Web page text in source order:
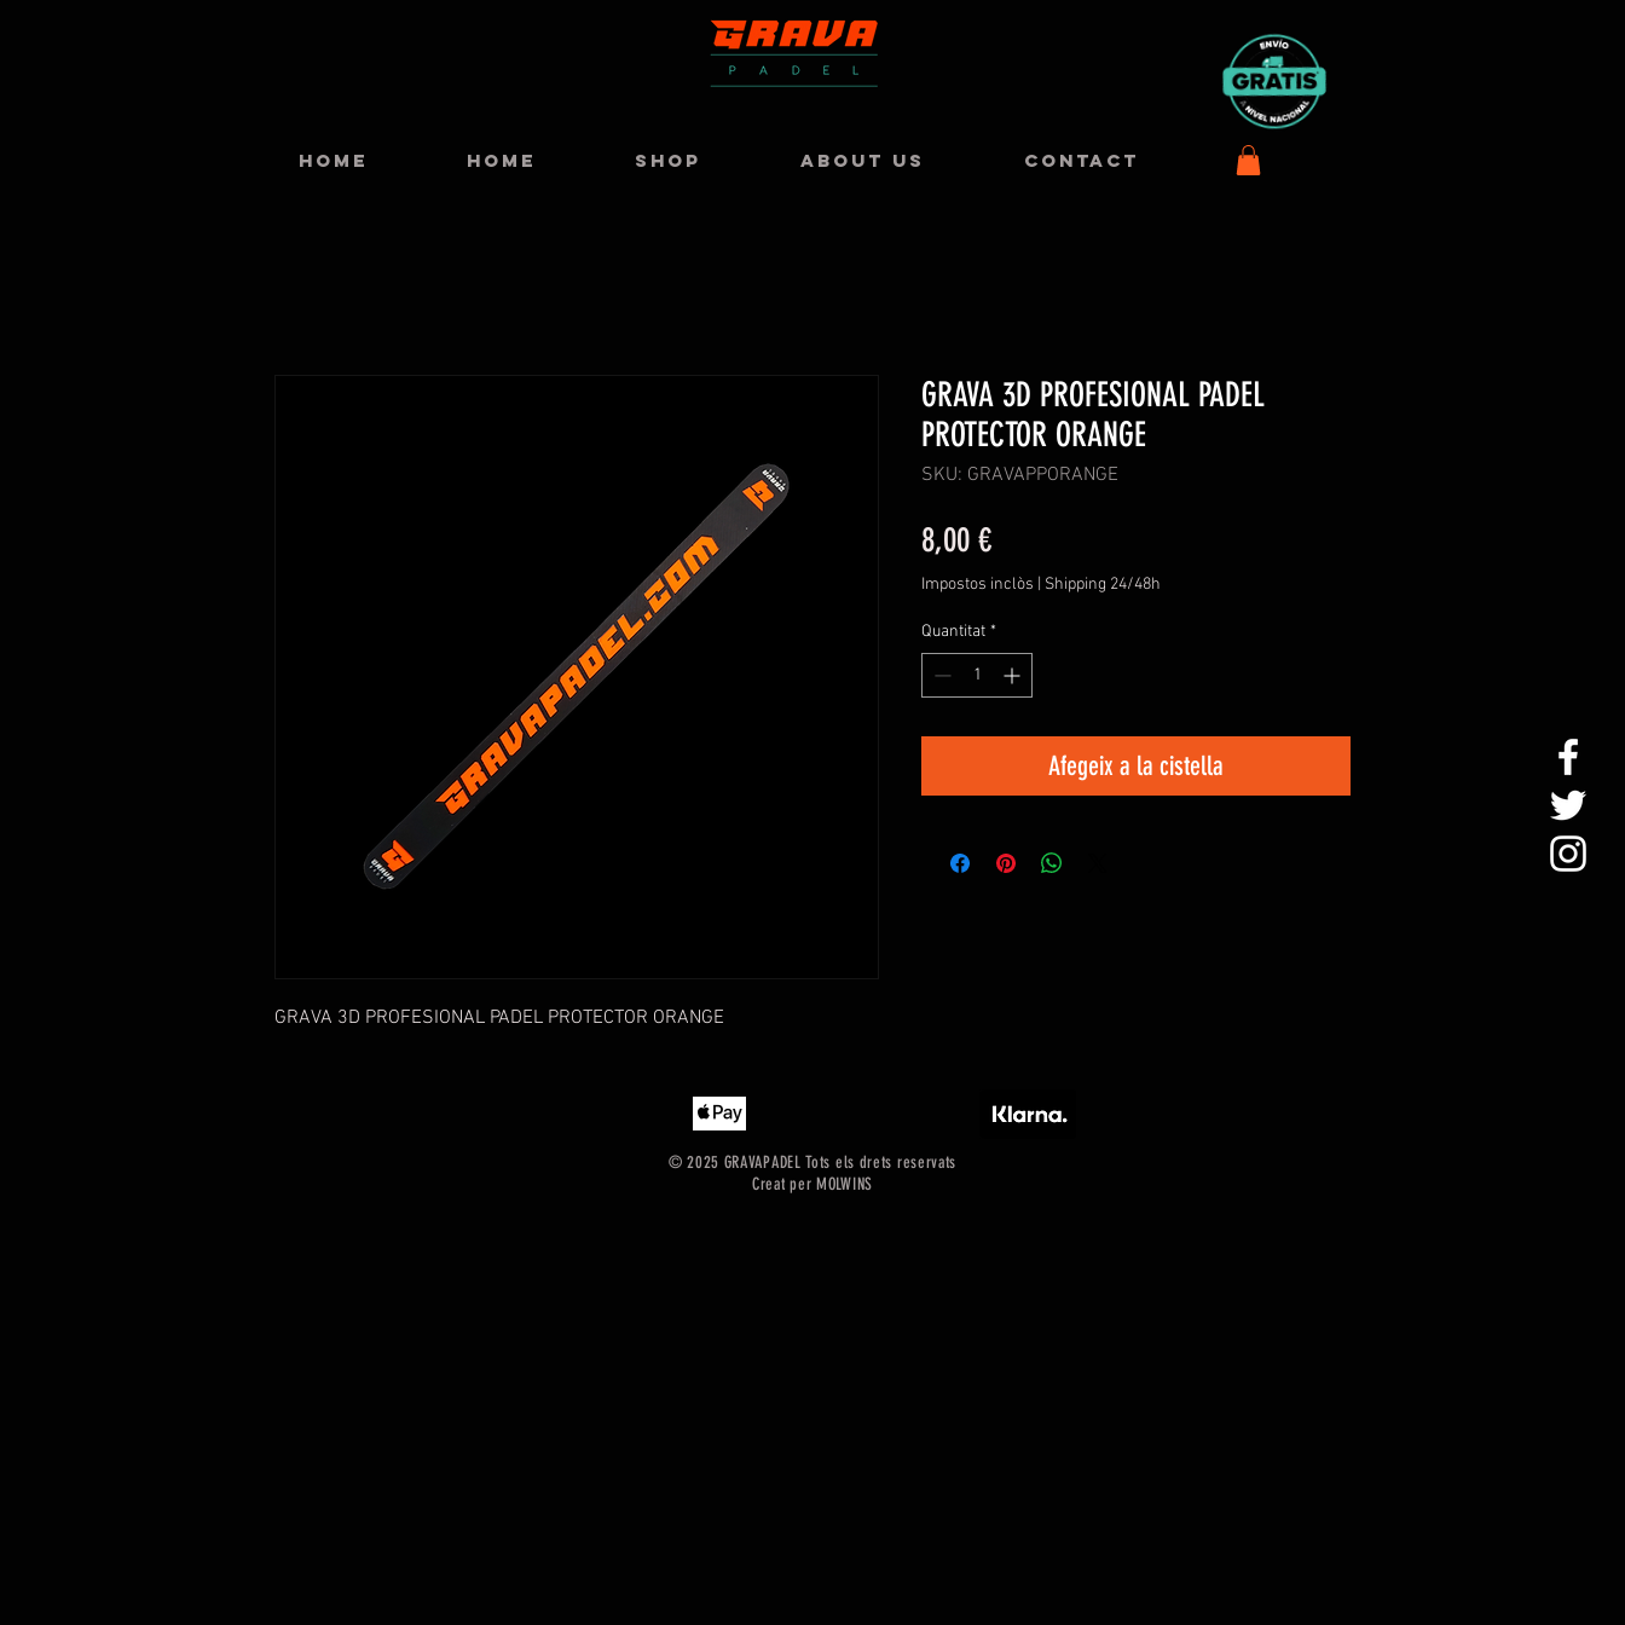
HOME HOME SHOP ABOUT US CONTACT
GRAVA 3D PROFESIONAL PADEL PROTECTOR ORANGE
GRAVA 3D PROFESIONAL PADEL
PROTECTOR ORANGE
SKU: GRAVAPPORANGE
8,00 €Price
Impostos inclòs Shipping 24/48h
Quantitat *
Afegeix a la cistella
© 2025 GRAVAPADEL Tots els drets reservats
Creat per MOLWINS